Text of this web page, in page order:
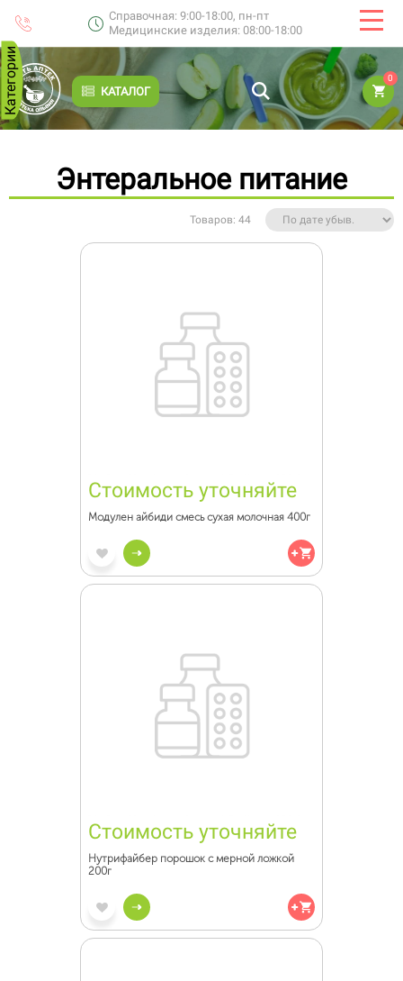
Справочная: 9:00-18:00, пн-пт
Медицинские изделия: 08:00-18:00
КАТАЛОГ
0
Категории
Энтеральное питание
Товаров: 44
Стоимость уточняйте
Модулен айбиди смесь сухая молочная 400г
Стоимость уточняйте
Нутрифайбер порошок с мерной ложкой
200г